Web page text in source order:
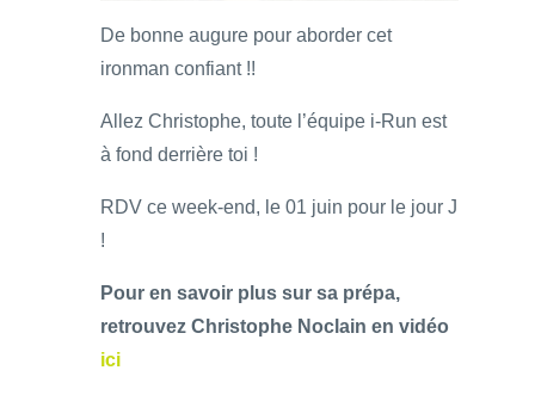
De bonne augure pour aborder cet
ironman confiant !!
Allez Christophe, toute l’équipe i-Run est
à fond derrière toi !
RDV ce week-end, le 01 juin pour le jour J
!
Pour en savoir plus sur sa prépa,
retrouvez Christophe Noclain en vidéo
ici